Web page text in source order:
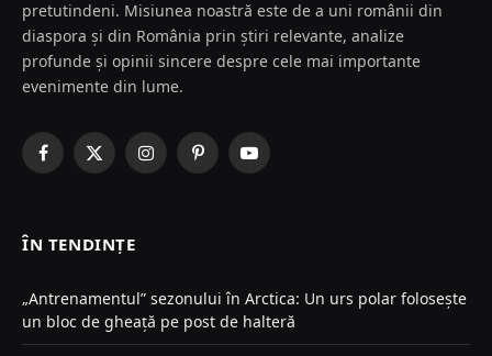
pretutindeni. Misiunea noastră este de a uni românii din
diaspora și din România prin știri relevante, analize
profunde și opinii sincere despre cele mai importante
evenimente din lume.
Facebook
X
InstagramPinterestYouTube
ÎN TENDINȚE
„Antrenamentul” sezonului în Arctica: Un urs polar folosește
un bloc de gheață pe post de halteră